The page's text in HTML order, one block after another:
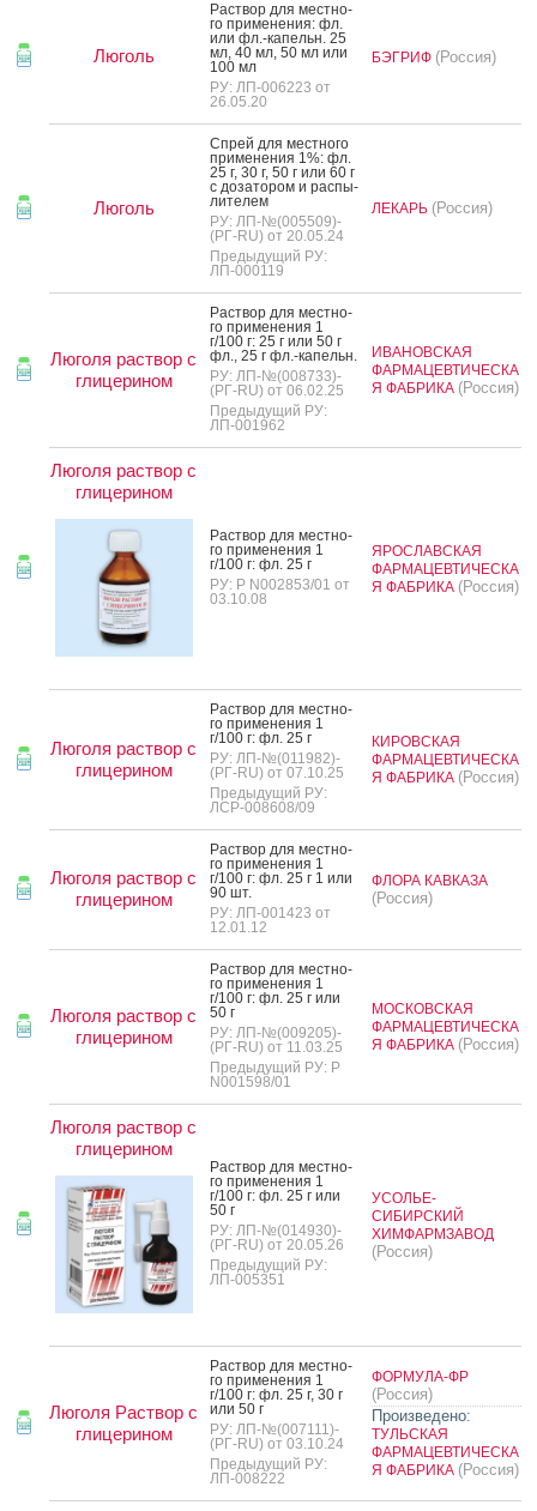
Люголь
Рас­твор для мес­тно­
го при­мене­ния: фл.
или фл.-ка­пельн. 25
мл, 40 мл, 50 мл или
100 мл
РУ: ЛП-006223 от
26.05.20
БЭГРИФ (Россия)
Люголь
Спрей для мес­тно­го
при­мене­ния 1%: фл.
25 г, 30 г, 50 г или 60 г
с до­зато­ром и рас­пы­
лите­лем
РУ: ЛП-№(005509)-
(РГ-RU) от 20.05.24
Предыдущий РУ:
ЛП-000119
ЛЕКАРЬ (Россия)
Люголя раствор с
глицерином
Рас­твор для мес­тно­
го при­мене­ния 1
г/100 г: 25 г или 50 г
фл., 25 г фл.-ка­пельн.
РУ: ЛП-№(008733)-
(РГ-RU) от 06.02.25
Предыдущий РУ:
ЛП-001962
ИВАНОВСКАЯ
ФАРМАЦЕВТИЧЕСКА
Я ФАБРИКА (Россия)
Люголя раствор с
глицерином
Рас­твор для мес­тно­
го при­мене­ния 1
г/100 г: фл. 25 г
РУ: Р N002853/01 от
03.10.08
ЯРОСЛАВСКАЯ
ФАРМАЦЕВТИЧЕСКА
Я ФАБРИКА (Россия)
Люголя раствор с
глицерином
Рас­твор для мес­тно­
го при­мене­ния 1
г/100 г: фл. 25 г
РУ: ЛП-№(011982)-
(РГ-RU) от 07.10.25
Предыдущий РУ:
ЛСР-008608/09
КИРОВСКАЯ
ФАРМАЦЕВТИЧЕСКА
Я ФАБРИКА (Россия)
Люголя раствор с
глицерином
Рас­твор для мес­тно­
го при­мене­ния 1
г/100 г: фл. 25 г 1 или
90 шт.
РУ: ЛП-001423 от
12.01.12
ФЛОРА КАВКАЗА
(Россия)
Люголя раствор с
глицерином
Рас­твор для мес­тно­
го при­мене­ния 1
г/100 г: фл. 25 г или
50 г
РУ: ЛП-№(009205)-
(РГ-RU) от 11.03.25
Предыдущий РУ: Р
N001598/01
МОСКОВСКАЯ
ФАРМАЦЕВТИЧЕСКА
Я ФАБРИКА (Россия)
Люголя раствор с
глицерином
Рас­твор для мес­тно­
го при­мене­ния 1
г/100 г: фл. 25 г или
50 г
РУ: ЛП-№(014930)-
(РГ-RU) от 20.05.26
Предыдущий РУ:
ЛП-005351
УСОЛЬЕ-
СИБИРСКИЙ
ХИМФАРМЗАВОД
(Россия)
Люголя Раствор с
глицерином
Рас­твор для мес­тно­
го при­мене­ния 1
г/100 г: фл. 25 г, 30 г
или 50 г
РУ: ЛП-№(007111)-
(РГ-RU) от 03.10.24
Предыдущий РУ:
ЛП-008222
ФОРМУЛА-ФР
(Россия)
Произведено:
ТУЛЬСКАЯ
ФАРМАЦЕВТИЧЕСКА
Я ФАБРИКА (Россия)